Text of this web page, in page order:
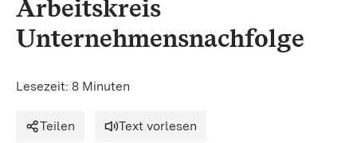
Arbeitskreis
Unternehmensnachfolge
Lesezeit: 8 Minuten
Teilen Text vorlesen